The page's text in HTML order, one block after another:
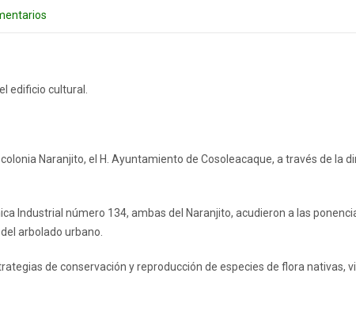
edificio cultural.
Naranjito, el H. Ayuntamiento de Cosoleacaque, a través de la
Industrial número 134, ambas del Naranjito, acudieron a las
arbolado urbano.
de conservación y reproducción de especies de flora nativas,